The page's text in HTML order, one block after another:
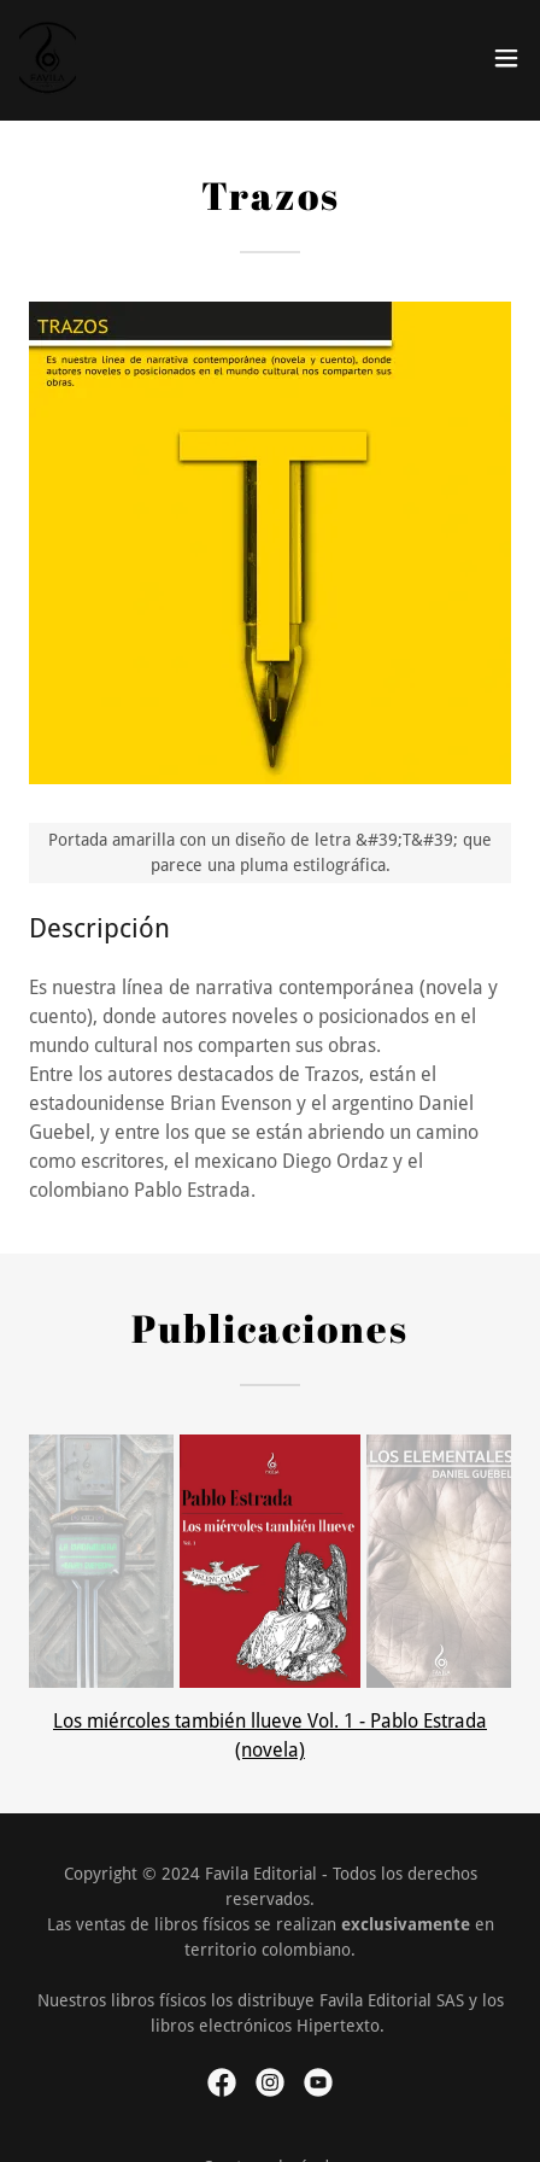
Trazos
Descripción
Es nuestra línea de narrativa contemporánea (novela y
cuento), donde autores noveles o posicionados en el
mundo cultural nos comparten sus obras.
Entre los autores destacados de Trazos, están el
estadounidense Brian Evenson y el argentino Daniel
Guebel, y entre los que se están abriendo un camino
como escritores, el mexicano Diego Ordaz y el
colombiano Pablo Estrada.
Portada amarilla con un diseño de letra &#39;T&#39; que
parece una pluma estilográfica.
Publicaciones
Los miércoles también llueve Vol. 1 - Pablo Estrada
(novela)
Copyright © 2024 Favila Editorial - Todos los derechos
reservados.
Las ventas de libros físicos se realizan exclusivamenteen
territorio colombiano.
Nuestros libros físicos los distribuye Favila Editorial SAS y los
libros electrónicos Hipertexto.